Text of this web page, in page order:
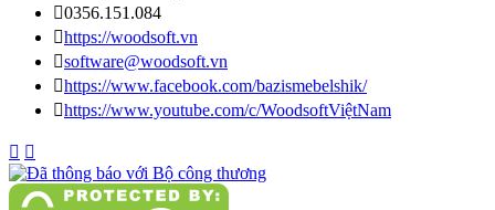
0356.151.084
https://woodsoft.vn
software@woodsoft.vn
https://www.facebook.com/bazismebelshik/
https://www.youtube.com/c/WoodsoftViệtNam
 